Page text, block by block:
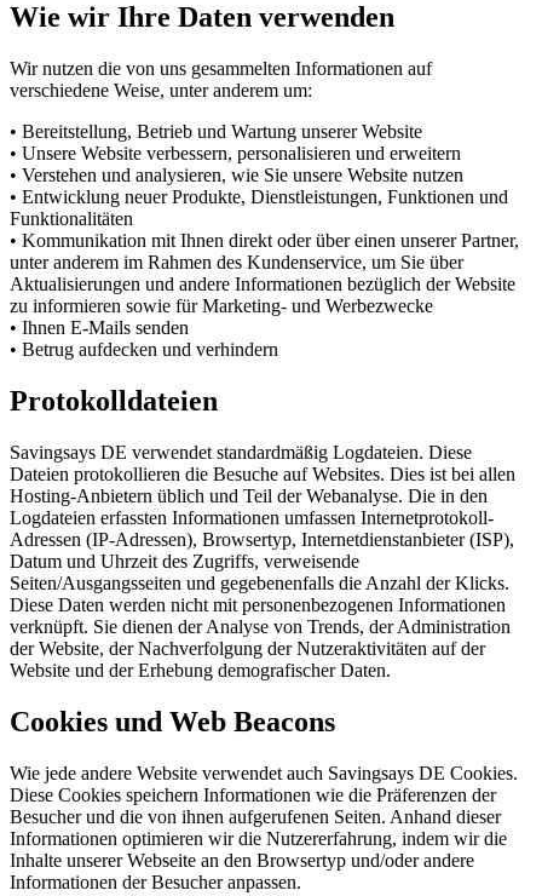
Wie wir Ihre Daten verwenden
Wir nutzen die von uns gesammelten Informationen auf
verschiedene Weise, unter anderem um:
• Bereitstellung, Betrieb und Wartung unserer Website
• Unsere Website verbessern, personalisieren und erweitern
• Verstehen und analysieren, wie Sie unsere Website nutzen
• Entwicklung neuer Produkte, Dienstleistungen, Funktionen und
Funktionalitäten
• Kommunikation mit Ihnen direkt oder über einen unserer Partner,
unter anderem im Rahmen des Kundenservice, um Sie über
Aktualisierungen und andere Informationen bezüglich der Website
zu informieren sowie für Marketing- und Werbezwecke
• Ihnen E-Mails senden
• Betrug aufdecken und verhindern
Protokolldateien
Savingsays DE verwendet standardmäßig Logdateien. Diese
Dateien protokollieren die Besuche auf Websites. Dies ist bei allen
Hosting-Anbietern üblich und Teil der Webanalyse. Die in den
Logdateien erfassten Informationen umfassen Internetprotokoll-
Adressen (IP-Adressen), Browsertyp, Internetdienstanbieter (ISP),
Datum und Uhrzeit des Zugriffs, verweisende
Seiten/Ausgangsseiten und gegebenenfalls die Anzahl der Klicks.
Diese Daten werden nicht mit personenbezogenen Informationen
verknüpft. Sie dienen der Analyse von Trends, der Administration
der Website, der Nachverfolgung der Nutzeraktivitäten auf der
Website und der Erhebung demografischer Daten.
Cookies und Web Beacons
Wie jede andere Website verwendet auch Savingsays DE Cookies.
Diese Cookies speichern Informationen wie die Präferenzen der
Besucher und die von ihnen aufgerufenen Seiten. Anhand dieser
Informationen optimieren wir die Nutzererfahrung, indem wir die
Inhalte unserer Webseite an den Browsertyp und/oder andere
Informationen der Besucher anpassen.